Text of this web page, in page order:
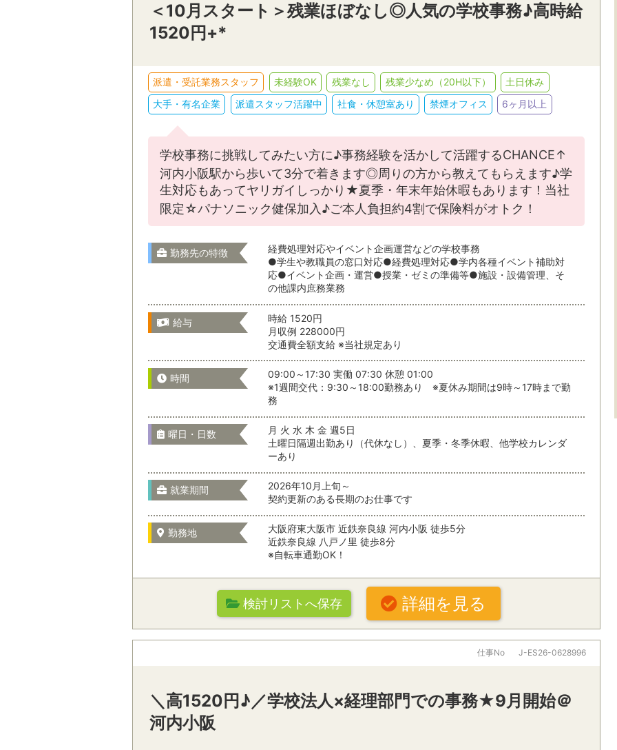
通勤時間・駅・路線から探す
通勤時間から検索
駅名から検索
通勤時間・駅・路線から探す
駅名から検索/駅名
オフィスワーク
営業・サービス
オフィスワークすべて
一般事務・その他オフィスワーク パソコン操
受付・レセプショニスト 経理・財務
こだわりの条件を選ぶ
お仕事の特徴
残業なし 残業少なめ
在宅勤務
勤務先の特徴
パナソニックグループ
20代活躍中
派遣スタッフ活躍中 朝ゆっくり
車通勤OK
＜10月スタート＞残業ほぼなし◎人気の学校事務♪高時給
1520円+*
派遣・受託業務スタッフ 未経験OK 残業なし 残業少なめ（20H以下）
土日休み
大手・有名企業
派遣スタッフ活躍中 社食・休憩室あり 禁煙オフィス 6ヶ月以上
学校事務に挑戦してみたい方に♪事務経験を活かして活躍するCHANCE↑
河内小阪駅から歩いて3分で着きます◎周りの方から教えてもらえます♪学
生対応もあってヤリガイしっかり★夏季・年末年始休暇もあります！当社
限定☆パナソニック健保加入♪ご本人負担約4割で保険料がオトク！
勤務先の特徴
経費処理対応やイベント企画運営などの学校事務
●学生や教職員の窓口対応●経費処理対応●学内各種イベント補助対
応●イベント企画・運営●授業・ゼミの準備等●施設・設備管理、そ
の他課内庶務業務
給与
時給 1520円
月収例 228000円
交通費全額支給 ※当社規定あり
時間
09:00～17:30 実働 07:30 休憩 01:00
※1週間交代：9:30～18:00勤務あり ※夏休み期間は9時～17時まで勤
務
曜日・日数
月 火 水 木 金 週5日
土曜日隔週出勤あり（代休なし）、夏季・冬季休暇、他学校カレンダ
ーあり
就業期間
2026年10月上旬～
契約更新のある長期のお仕事です
勤務地
大阪府東大阪市 近鉄奈良線 河内小阪 徒歩5分
近鉄奈良線 八戸ノ里 徒歩8分
※自転車通勤OK！
検討リストへ保存 詳細を見る
仕事No J-ES26-0628996
＼高1520円♪／学校法人×経理部門での事務★9月開始＠
河内小阪